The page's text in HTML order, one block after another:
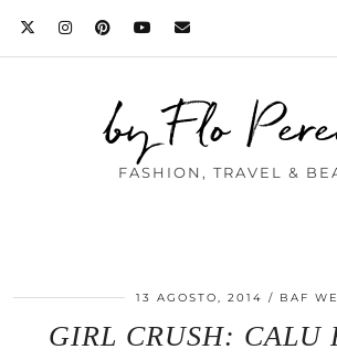
by Flo
FASHION, TRAVEL &
13 AGOSTO, 2014 BAF
GIRL CRUSH: CALU